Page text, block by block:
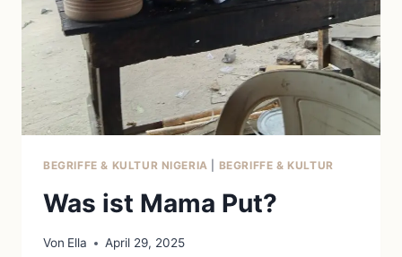
BEGRIFFE & KULTUR NIGERIA BEGRIFFE & KULTUR
Was ist Mama Put?
Von Ella April 29, 2025